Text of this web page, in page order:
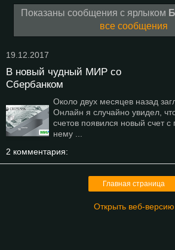
Показаны сообщения с ярлыком
все сообщения
19.12.2017
В новый чудный МИР со
Сбербанком
Около двух месяцев назад
Онлайн я случайно увидел,
счетов появился новый счет с
нему ...
2 комментария:
Главная страница
Открыть веб-версию